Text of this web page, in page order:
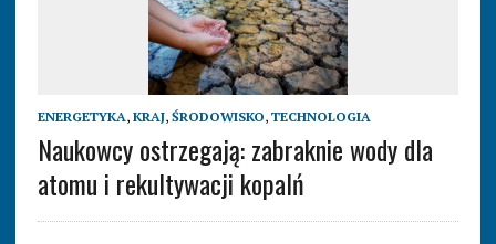
ENERGETYKA, KRAJ, ŚRODOWISKO, TECHNOLOGIA
Naukowcy ostrzegają: zabraknie wody dla
atomu i rekultywacji kopalń